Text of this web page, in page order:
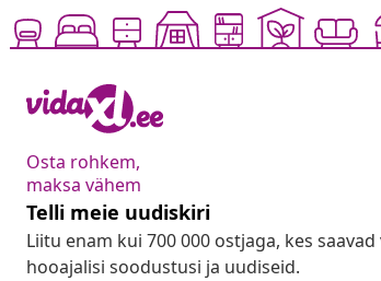
Osta rohkem,
maksa vähem
Telli meie uudiskiri
Liitu enam kui 700 000 ostjaga, kes
hooajalisi soodustusi ja uudiseid.